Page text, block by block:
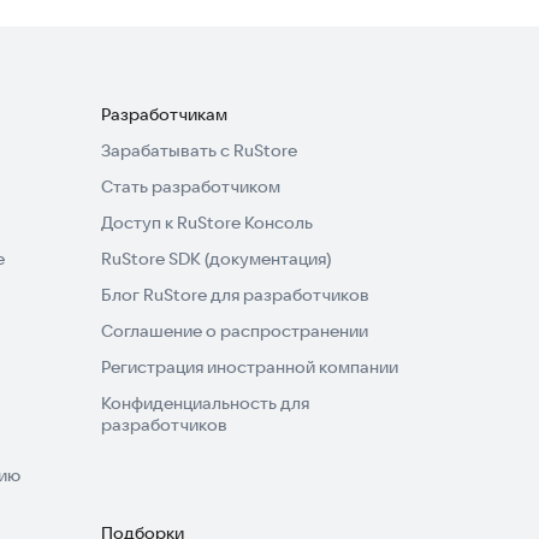
Разработчикам
Зарабатывать с RuStore
Стать разработчиком
Доступ к RuStore Консоль
RuStore SDK (документация)
Блог RuStore для разработчиков
Соглашение о распространении
Регистрация иностранной компании
Конфиденциальность для
разработчиков
Подборки